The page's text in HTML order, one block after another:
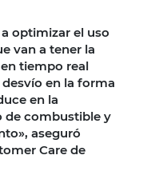
optimizar el uso
van a tener la
tiempo real
en la forma
en la
de combustible y
aseguró
Care de